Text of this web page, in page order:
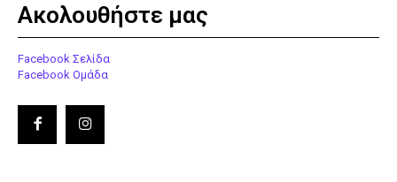
Ακολουθήστε μας
Facebook Σελίδα
Facebook Ομάδα